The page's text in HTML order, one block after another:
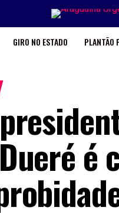
GIRO NO ESTADO PLANTÃO
é